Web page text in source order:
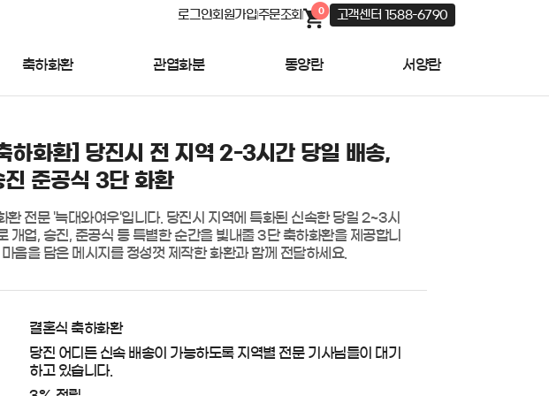
로그인회원가입주문조회 0 고객센터 1588-6790
축하화환 관엽화분 동양란 서양란
하화환] 당진시 전 지역 2-3시간 당일 배송,
진 준공식 3단 화환
환 전문 '늑대와여우'입니다. 당진시 지역에 특화된 신속한 당일 2~3시
개업, 승진, 준공식 등 특별한 순간을 빛내줄 3단 축하화환을 제공합니
마음을 담은 메시지를 정성껏 제작한 화환과 함께 전달하세요.
결혼식 축하화환
당진 어디든 신속 배송이 가능하도록 지역별 전문 기사님들이 대기
하고 있습니다.